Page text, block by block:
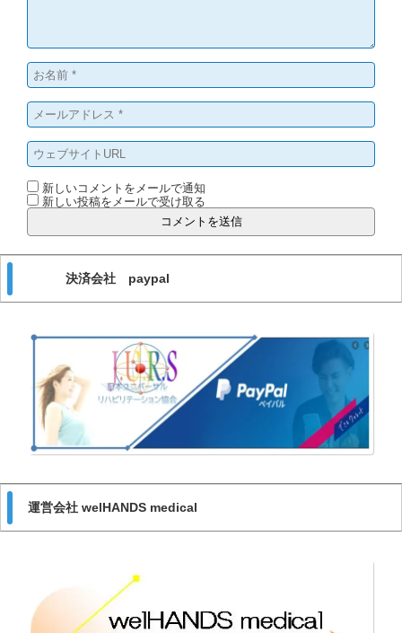
新しいコメントをメールで通知
新しい投稿をメールで受け取る
決済会社 paypal
運営会社 welHANDS medical